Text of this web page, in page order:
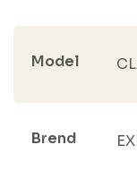
Model
Brend